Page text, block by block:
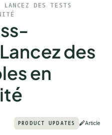
LANCEZ DES TESTS
des
en
PRODUCT UPDATES Article